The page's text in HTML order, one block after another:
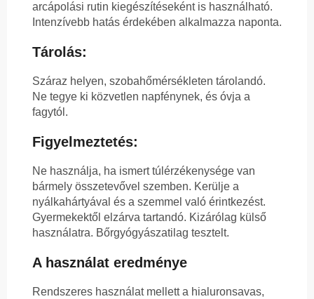
arcápolási rutin kiegészítéseként is használható.
Intenzívebb hatás érdekében alkalmazza naponta.
Tárolás:
Száraz helyen, szobahőmérsékleten tárolandó.
Ne tegye ki közvetlen napfénynek, és óvja a
fagytól.
Figyelmeztetés:
Ne használja, ha ismert túlérzékenysége van
bármely összetevővel szemben. Kerülje a
nyálkahártyával és a szemmel való érintkezést.
Gyermekektől elzárva tartandó. Kizárólag külső
használatra. Bőrgyógyászatilag tesztelt.
A használat eredménye
Rendszeres használat mellett a hialuronsavas,